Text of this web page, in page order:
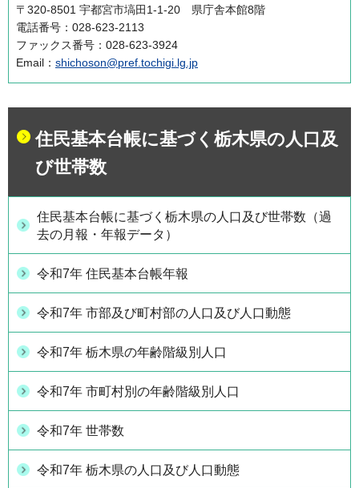
〒320-8501 宇都宮市塙田1-1-20 県庁舎本館8階
電話番号：028-623-2113
ファックス番号：028-623-3924
Email： shichoson@pref.tochigi.lg.jp
住民基本台帳に基づく栃木県の人口及
び世帯数
住民基本台帳に基づく栃木県の人口及び世帯数（過
去の月報・年報データ）
令和7年 住民基本台帳年報
令和7年 市部及び町村部の人口及び人口動態
令和7年 栃木県の年齢階級別人口
令和7年 市町村別の年齢階級別人口
令和7年 世帯数
令和7年 栃木県の人口及び人口動態